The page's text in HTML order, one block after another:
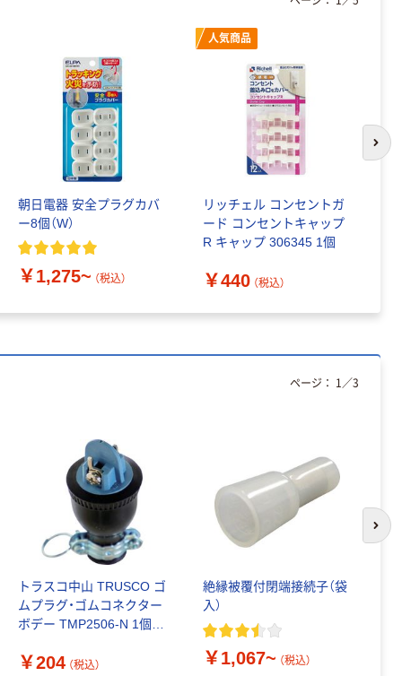
朝日電器 安全プラグカバ
ー8個（W）
￥1,275~ （税込）
人気商品
リッチェル コンセントガ
ード コンセントキャップ
R キャップ 306345 1個
￥440 （税込）
次
トラスコ中山 TRUSCO ゴ
ムプラグ・ゴムコネクター
ボデー TMP2506-N 1個
￥204 （税込）
絶縁被覆付閉端接続子（袋
入）
￥1,067~ （税込）
ページ： 1 ／3
次
パー ボックス
150組 5箱入 ア
スクル スマート
コンパクト ビ
ビッド PEFC認
証
￥328~
本気プライス
パー ダブル60
ｍ 再生紙
100% 6ロール
芯あり FSC認
￥460~ （税込）